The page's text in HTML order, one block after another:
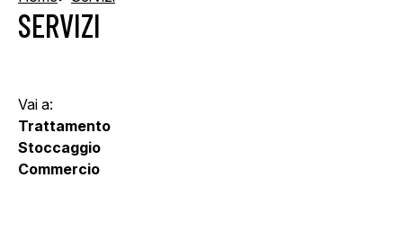
SERVIZI
Vai a:
Trattamento
Stoccaggio
Commercio